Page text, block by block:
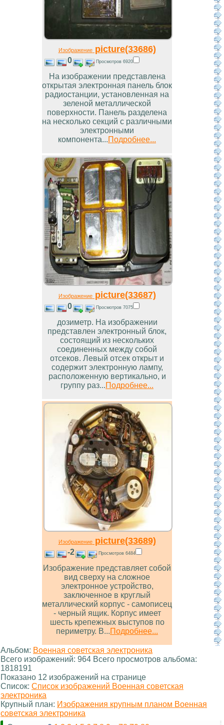
Изображениеpicture(33686)
0 Просмотров 6920
На изображении представлена
открытая электронная панель блок
радиостанции, установленная на
зеленой металлической
поверхности. Панель разделена
на несколько секций с различными
электронными
компонента...Подробнее...
Изображениеpicture(33687)
0 Просмотров 7075
дозиметр. На изображении
представлен электронный блок,
состоящий из нескольких
соединенных между собой
отсеков. Левый отсек открыт и
содержит электронную лампу,
расположенную вертикально, и
группу раз...Подробнее...
Изображениеpicture(33689)
-2 Просмотров 6484
Изображение представляет собой
вид сверху на сложное
электронное устройство,
заключенное в круглый
металлический корпус - самописец
- черный ящик. Корпус имеет
шесть крепежных выступов по
периметру. В...Подробнее...
Альбом: Военная советская электроника
Всего изображений: 964 Всего просмотров альбома:
1818191
Показано 12 изображений на странице
Список: Список изображений Военная советская
электроника
Крупный план: Изображения крупным планом Военная
советская электроника